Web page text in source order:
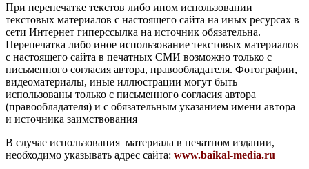
При перепечатке текстов либо ином использовании
текстовых материалов с настоящего сайта на иных ресурсах в
сети Интернет гиперссылка на источник обязательна.
Перепечатка либо иное использование текстовых материалов
с настоящего сайта в печатных СМИ возможно только с
письменного согласия автора, правообладателя. Фотографии,
видеоматериалы, иные иллюстрации могут быть
использованы только с письменного согласия автора
(правообладателя) и с обязательным указанием имени автора
и источника заимствования
В случае использования материала в печатном издании,
необходимо указывать адрес сайта: www.baikal-media.ru